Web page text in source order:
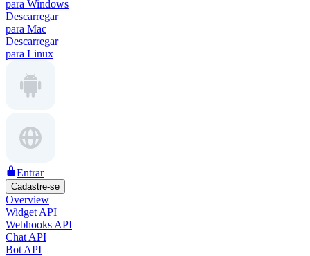
para Windows
Descarregar
para Mac
Descarregar
para Linux
Entrar
Cadastre-se
Overview
Widget API
Webhooks API
Chat API
Bot API